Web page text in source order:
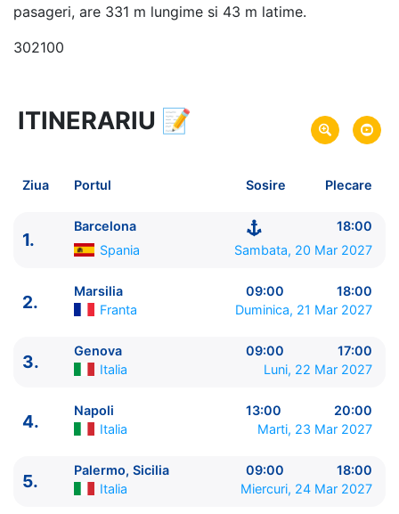
pasageri, are 331 m lungime si 43 m latime.
302100
8 zile vacanta de croaziera in
Marea Mediterana de Vest si Tunisia -
link oferta
Plecare pe 20 Mar 2027 din Barcelona, Spania
MSC Cruises
ITINERARIU
ITINERARIU 📝
Ziua Portul Sosire Plecare
1.
Barcelona
18:00
Spania
Sambata, 20 Mar 2027
2.
Marsilia 09:00
18:00
Franta
Duminica, 21 Mar 2027
3.
Genova 09:00
17:00
Italia
Luni, 22 Mar 2027
4.
Napoli 13:00
20:00
Italia
Marti, 23 Mar 2027
5.
Palermo, Sicilia 09:00
18:00
Italia
Miercuri, 24 Mar 2027